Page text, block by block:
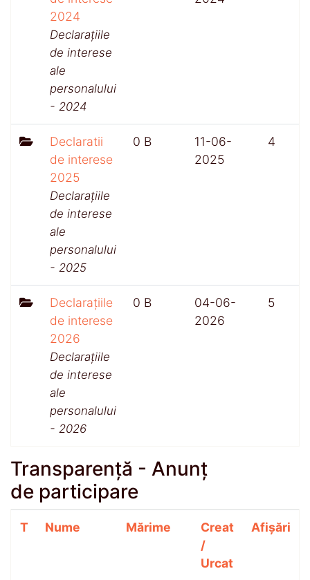
2024
Declarațiile
de interese
ale
personalului
- 2024
Declaratii
de interese
2025
Declarațiile
de interese
ale
personalului
- 2025
0 B
11-06-
2025
4
Declarațiile
de interese
2026
Declarațiile
de interese
ale
personalului
- 2026
0 B
04-06-
2026
5
Transparență - Anunț
de participare
T Nume Mărime
Creat
/
Urcat
Afișări